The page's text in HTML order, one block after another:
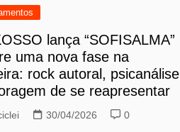
lança “SOFISALMA”
uma nova fase na
rock autoral, psicanálise
de se reapresentar
30/04/2026 0